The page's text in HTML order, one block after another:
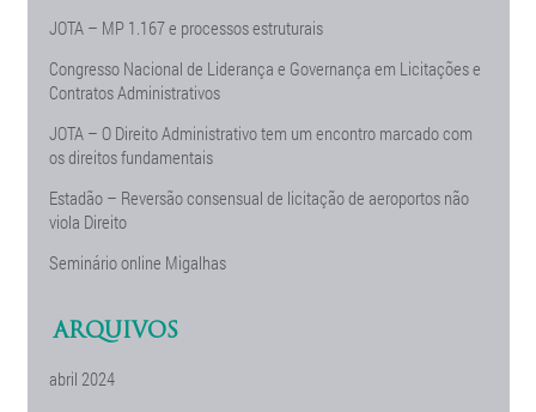
JOTA – MP 1.167 e processos estruturais
Congresso Nacional de Liderança e Governança em Licitações e
Contratos Administrativos
JOTA – O Direito Administrativo tem um encontro marcado com
os direitos fundamentais
Estadão – Reversão consensual de licitação de aeroportos não
viola Direito
Seminário online Migalhas
ARQUIVOS
abril 2024